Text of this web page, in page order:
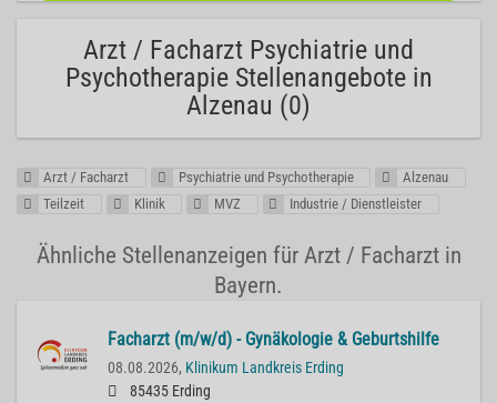
Arzt / Facharzt Psychiatrie und
Psychotherapie Stellenangebote in
Alzenau (0)
Arzt / Facharzt Psychiatrie und Psychotherapie
Alzenau
Teilzeit
Klinik MVZ Industrie / Dienstleister
Ähnliche Stellenanzeigen für Arzt / Facharzt in
Bayern.
Facharzt (m/w/d) - Gynäkologie & Geburtshilfe
08.08.2026, Klinikum Landkreis Erding
85435 Erding